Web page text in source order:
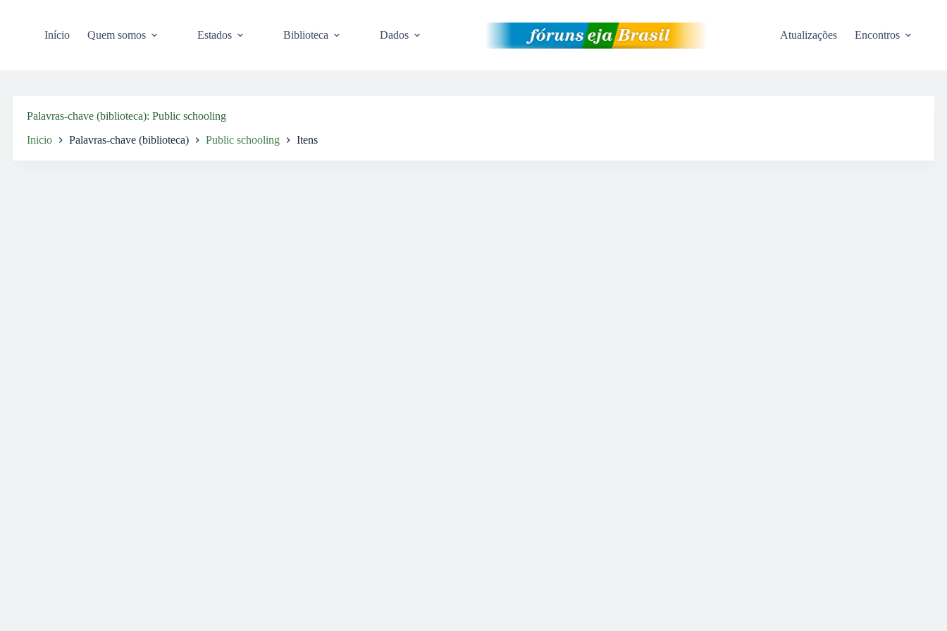
Início Quem somos Estados Biblioteca Dados Atualizações Encontros
Palavras-chave (biblioteca) Public schooling
Inicio Palavras-chave (biblioteca) Public schooling Itens